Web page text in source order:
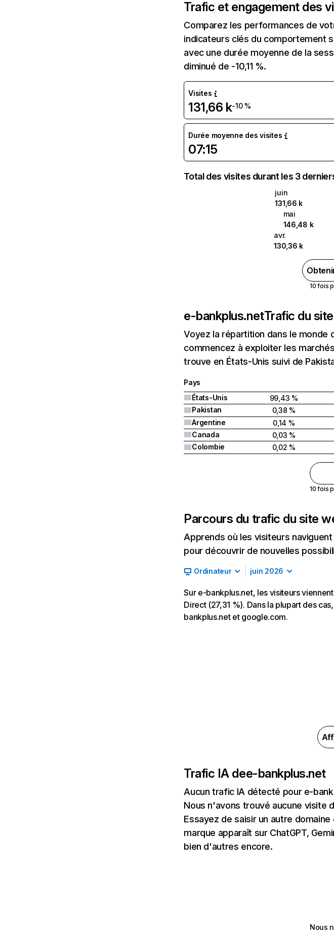
Trafic et engagement des
Comparez les performances de
indicateurs clés du comportement
avec une durée moyenne de la
diminué de -10,11 %.
Visites
131,66 k-10 %
Durée moyenne des visites
07:15
Total des visites durant les 3
juin
131,66 k
mai
146,48 k
avr.
130,36 k
10 fois
e-bankplus.netTrafic du
Voyez la répartition dans le
commencez à exploiter les
trouve en États-Unis suivi de
Pays
États-Unis
99,43 %
Pakistan
0,38 %
Argentine
0,14 %
Canada
0,03 %
Colombie
0,02 %
10 fois
Parcours du trafic du site
Apprends où les visiteurs
pour découvrir de nouvelles
Ordinateur juin 2026
Sur e-bankplus.net, les visiteurs
Direct (27,31 %). Dans la plupart des
bankplus.net et google.com.
Trafic IA dee-bankplus.net
Aucun trafic IA détecté pour e-
Nous n'avons trouvé aucune visite
Essayez de saisir un autre
marque apparaît sur ChatGPT,
bien d'autres encore.
Nous